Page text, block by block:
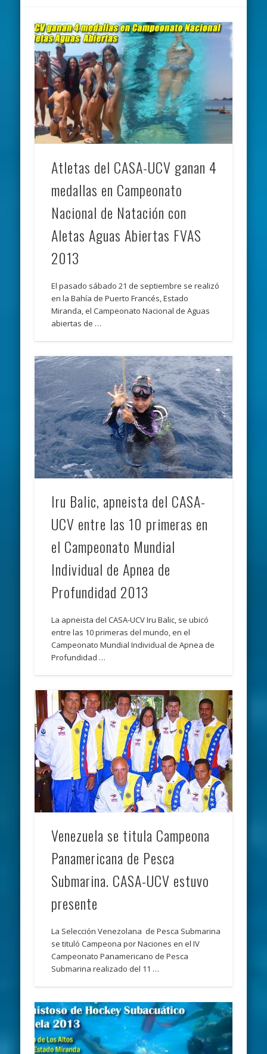
Atletas del CASA-UCV ganan 4
medallas en Campeonato
Nacional de Natación con
Aletas Aguas Abiertas FVAS
2013
El pasado sábado 21 de septiembre se realizó
en la Bahía de Puerto Francés, Estado
Miranda, el Campeonato Nacional de Aguas
abiertas de …
Iru Balic, apneista del CASA-
UCV entre las 10 primeras en
el Campeonato Mundial
Individual de Apnea de
Profundidad 2013
La apneista del CASA-UCV Iru Balic, se ubicó
entre las 10 primeras del mundo, en el
Campeonato Mundial Individual de Apnea de
Profundidad …
Venezuela se titula Campeona
Panamericana de Pesca
Submarina. CASA-UCV estuvo
presente
La Selección Venezolana de Pesca Submarina
se tituló Campeona por Naciones en el IV
Campeonato Panamericano de Pesca
Submarina realizado del 11 …